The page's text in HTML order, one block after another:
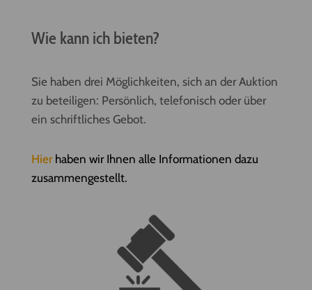
Wie kann ich bieten?
Sie haben drei Möglichkeiten, sich an der Auktion
zu beteiligen: Persönlich, telefonisch oder über
ein schriftliches Gebot.
Hier haben wir Ihnen alle Informationen dazu
zusammengestellt.